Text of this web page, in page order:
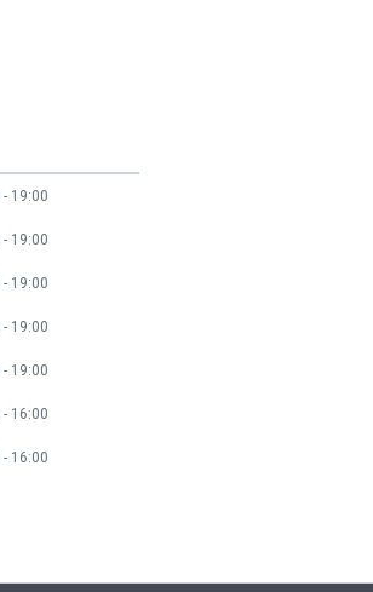
19:00
19:00
19:00
19:00
19:00
16:00
16:00